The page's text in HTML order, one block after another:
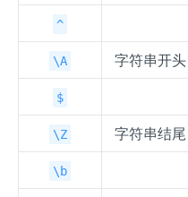
^
\A 字符串开
$
\Z 字符串结
\b